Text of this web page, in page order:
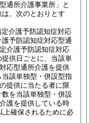
通所介護事業所」と
、次のとおりとす
介護予防認知症対応
予防認知症対応型通
介護予防認知症対応
提供日ごとに、当該単
応型通所介護を提供
当該単独型・併設型指
提供に当たる者に限
を当該単独型・併設
護を提供している時
上確保されるために必